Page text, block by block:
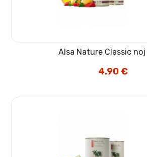
Alsa Nature Classic
4.90€